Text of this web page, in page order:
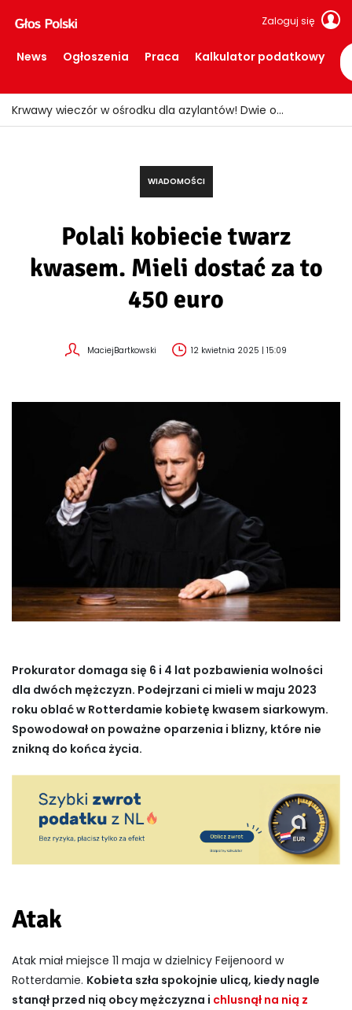
Zaloguj się
News Ogłoszenia Praca Kalkulator podatkowy
Polacy w Holandii mogą dostać setki euro na dzieci! Wiele rodzin nie zna tych świadczeń
WIADOMOŚCI
Polali kobiecie twarz
kwasem. Mieli dostać za to
450 euro
MaciejBartkowski 12 kwietnia 2025 | 15:09
Prokurator domaga się 6 i 4 lat pozbawienia wolności
dla dwóch mężczyzn. Podejrzani ci mieli w maju 2023
roku oblać w Rotterdamie kobietę kwasem siarkowym.
Spowodował on poważne oparzenia i blizny, które nie
znikną do końca życia.
Atak
Atak miał miejsce 11 maja w dzielnicy Feijenoord w
Rotterdamie. Kobieta szła spokojnie ulicą, kiedy nagle
stanął przed nią obcy mężczyzna i chlusnął na nią z